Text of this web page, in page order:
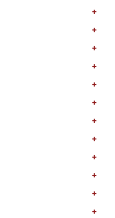
+
+
+
+
+
+
+
+
+
+
+
+